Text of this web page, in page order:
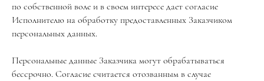
по собственной воле и в своем интересе дает согласие
Исполнителю на обработку предоставленных Заказчиком
персональных данных.
Персональные данные Заказчика могут обрабатываться
бессрочно. Согласие считается отозванным в случае